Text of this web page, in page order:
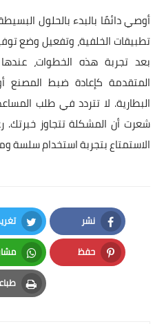
أوصي دائمًا بالبدء بالحلول
تطبيقات الخلفية، وتفعيل وضع
بعد تجربة هذه الخطوات،
المتقدمة كإعادة ضبط المصنع
البطارية. لا تتردد في طلب
شعرت أن المشكلة تتجاوز خبرتك.
الاستمتاع بتجربة استخدام سلسة
نشر
Facebook
حفظ
Pinterest
Print